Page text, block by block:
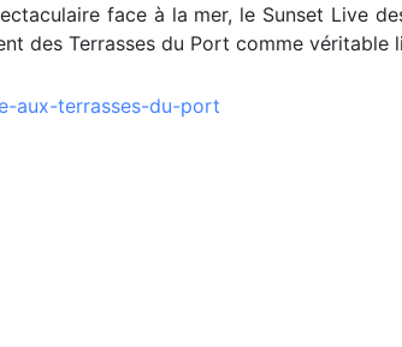
face à la mer, le Sunset Live
des Terrasses du Port comme véritable
aux-terrasses-du-port